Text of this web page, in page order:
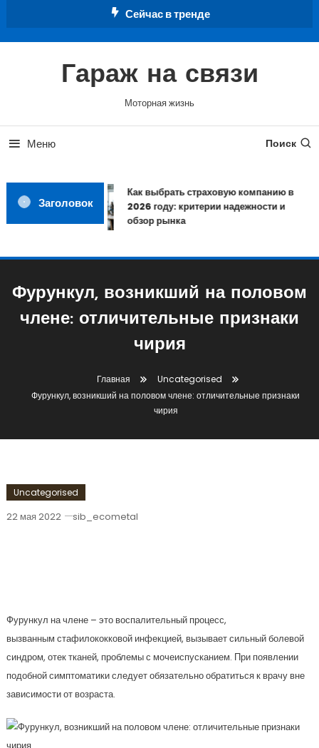
Сейчас в тренде
Гараж на связи
Моторная жизнь
Меню Поиск
Заголовок
Как выбрать страховую компанию в
2026 году: критерии надежности и
обзор рынка
Фурункул, возникший на половом
члене: отличительные признаки
чирия
Главная
Uncategorised
Фурункул, возникший на половом члене: отличительные признаки
чирия
Uncategorised
22 мая 2022 sib_ecometal
Фурункул на члене – это воспалительный процесс,
вызванным стафилококковой инфекцией, вызывает сильный болевой
синдром, отек тканей, проблемы с мочеиспусканием. При появлении
подобной симптоматики следует обязательно обратиться к врачу вне
зависимости от возраста.